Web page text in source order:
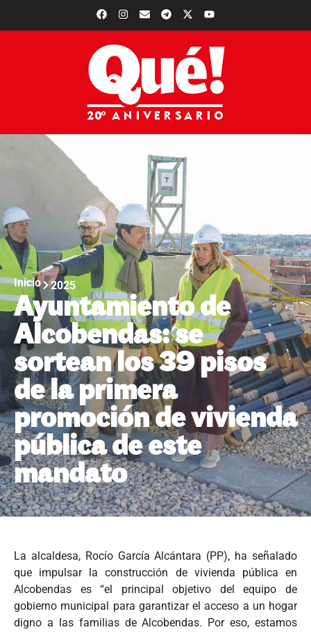
Inicio 2025
Ayuntamiento de
Alcobendas: se
sortean los 39 pisos
de la primera
promoción de vivienda
pública de este
mandato
La alcaldesa, Rocío García Alcántara (PP), ha señalado
que impulsar la construcción de vivienda pública en
Alcobendas es “el principal objetivo del equipo de
gobierno municipal para garantizar el acceso a un hogar
digno a las familias de Alcobendas. Por eso, estamos